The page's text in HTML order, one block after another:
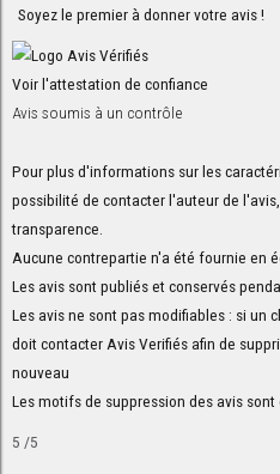
Soyez le premier à donner votre avis !
Voir l'attestation de confiance
Avis soumis à un contrôle
Pour plus d'informations sur les
possibilité de contacter l'auteur de
transparence
Aucune contrepartie n'a été fournie en
Les avis sont publiés et conservés
Les avis ne sont pas modifiables : si un
doit contacter Avis Verifiés afin de
nouveau
Les motifs de suppression des avis
5 /5